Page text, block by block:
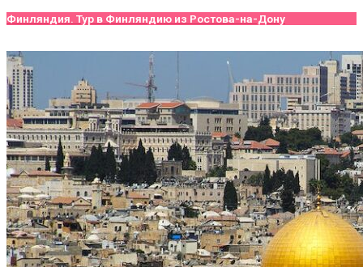
Финляндия. Тур в Финляндию из Ростова-на-Дону